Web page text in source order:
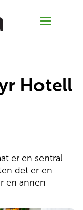
Hotell
er en sentral
det er en
en annen